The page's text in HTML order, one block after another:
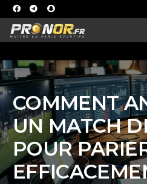
COMMENT
UN MATCH
POUR